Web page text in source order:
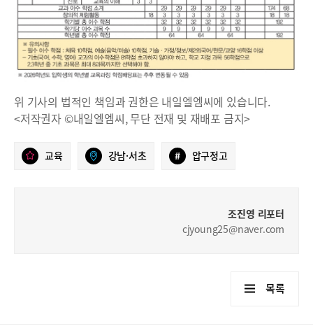
위 기사의 법적인 책임과 권한은 내일엘엠씨에 있습니다.
<저작권자 ©내일엘엠씨, 무단 전재 및 재배포 금지>
교육 강남·서초 # 압구정고
조진영 리포터
cjyoung25@naver.com
목록